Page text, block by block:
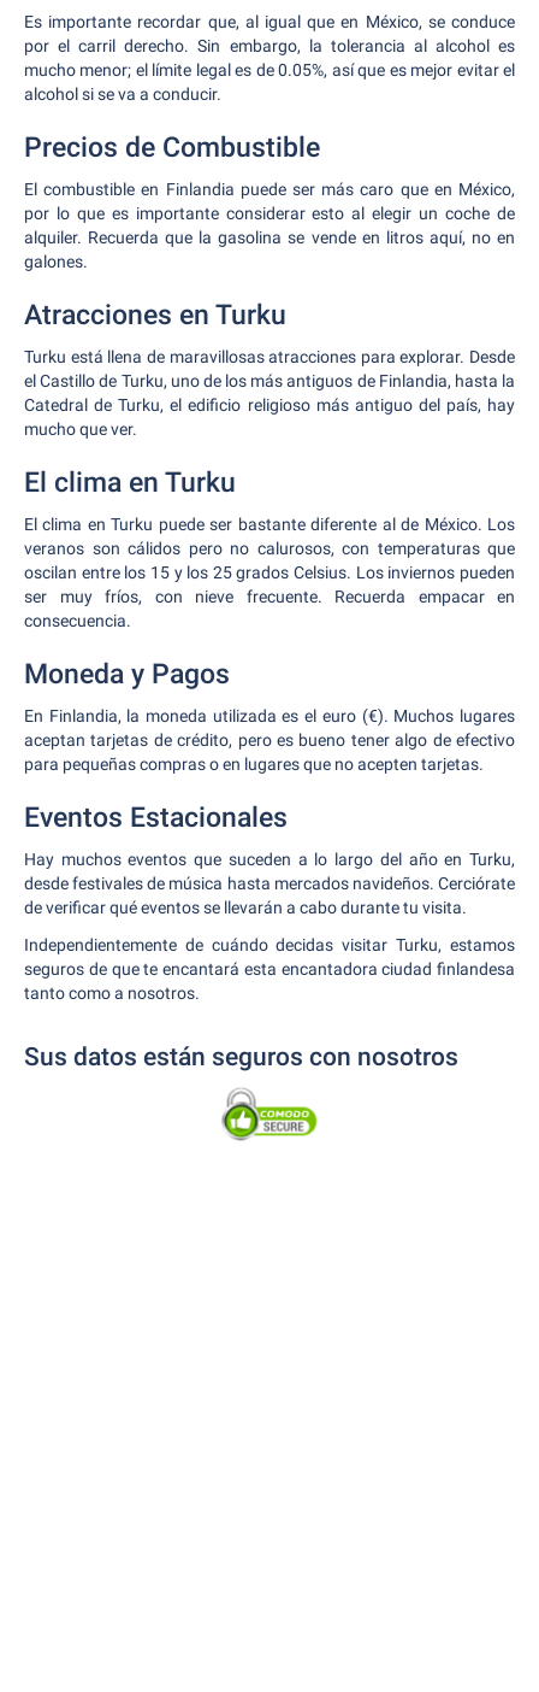
Es importante recordar que, al igual que en México, se conduce
por el carril derecho. Sin embargo, la tolerancia al alcohol es
mucho menor; el límite legal es de 0.05%, así que es mejor evitar el
alcohol si se va a conducir.
Precios de Combustible
El combustible en Finlandia puede ser más caro que en México,
por lo que es importante considerar esto al elegir un coche de
alquiler. Recuerda que la gasolina se vende en litros aquí, no en
galones.
Atracciones en Turku
Turku está llena de maravillosas atracciones para explorar. Desde
el Castillo de Turku, uno de los más antiguos de Finlandia, hasta la
Catedral de Turku, el edificio religioso más antiguo del país, hay
mucho que ver.
El clima en Turku
El clima en Turku puede ser bastante diferente al de México. Los
veranos son cálidos pero no calurosos, con temperaturas que
oscilan entre los 15 y los 25 grados Celsius. Los inviernos pueden
ser muy fríos, con nieve frecuente. Recuerda empacar en
consecuencia.
Moneda y Pagos
En Finlandia, la moneda utilizada es el euro (€). Muchos lugares
aceptan tarjetas de crédito, pero es bueno tener algo de efectivo
para pequeñas compras o en lugares que no acepten tarjetas.
Eventos Estacionales
Hay muchos eventos que suceden a lo largo del año en Turku,
desde festivales de música hasta mercados navideños. Cerciórate
de verificar qué eventos se llevarán a cabo durante tu visita.
Independientemente de cuándo decidas visitar Turku, estamos
seguros de que te encantará esta encantadora ciudad finlandesa
tanto como a nosotros.
Sus datos están seguros con nosotros